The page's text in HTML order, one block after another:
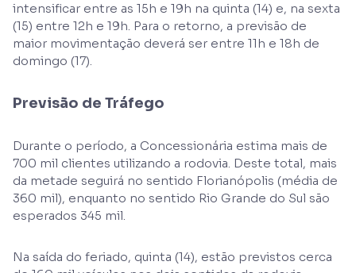
intensificar entre as 15h e 19h na quinta (14) e, na sexta
(15) entre 12h e 19h. Para o retorno, a previsão de
maior movimentação deverá ser entre 11h e 18h de
domingo (17).
Previsão de Tráfego
Durante o período, a Concessionária estima mais de
700 mil clientes utilizando a rodovia. Deste total, mais
da metade seguirá no sentido Florianópolis (média de
360 mil), enquanto no sentido Rio Grande do Sul são
esperados 345 mil.
Na saída do feriado, quinta (14), estão previstos cerca